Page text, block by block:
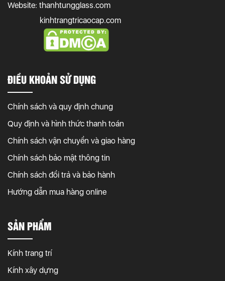
Website: thanhtungglass.com
kinhtrangtricaocap.com
ĐIỀU KHOẢN SỬ DỤNG
Chính sách và quy định chung
Quy định và hình thức thanh toán
Chính sách vận chuyển và giao hàng
Chính sách bảo mật thông tin
Chính sách đổi trả và bảo hành
Hướng dẫn mua hàng online
SẢN PHẨM
Kính trang trí
Kính xây dựng